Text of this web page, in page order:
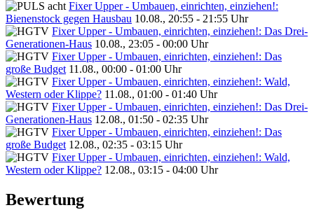
Fixer Upper - Umbauen, einrichten, einziehen!:
Bienenstock gegen Hausbau 10.08., 20:55 - 21:55 Uhr
Fixer Upper - Umbauen, einrichten, einziehen!: Das Drei-
Generationen-Haus 10.08., 23:05 - 00:00 Uhr
Fixer Upper - Umbauen, einrichten, einziehen!: Das
große Budget 11.08., 00:00 - 01:00 Uhr
Fixer Upper - Umbauen, einrichten, einziehen!: Wald,
Western oder Klippe? 11.08., 01:00 - 01:40 Uhr
Fixer Upper - Umbauen, einrichten, einziehen!: Das Drei-
Generationen-Haus 12.08., 01:50 - 02:35 Uhr
Fixer Upper - Umbauen, einrichten, einziehen!: Das
große Budget 12.08., 02:35 - 03:15 Uhr
Fixer Upper - Umbauen, einrichten, einziehen!: Wald,
Western oder Klippe? 12.08., 03:15 - 04:00 Uhr
Bewertung